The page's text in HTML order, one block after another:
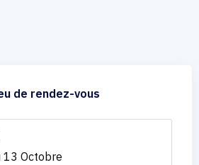
de rendez-vous
13 Octobre